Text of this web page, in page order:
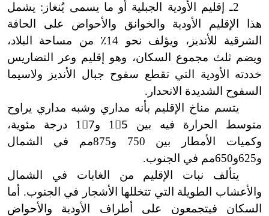
2ـ إقليم الأودية الجبلية أو ما يسمى يُنغاز: يشمل
هذا الإقليم الأودية والخوانق والأحواض على الحافة
الشرقية للأنديز، ويؤلف نحو 14
٪ من مساحة البلاد،
ويضم ثلث مجموع السكان، وهو إقليم وعر التضاريس
خددته الأودية التي تقطع سفوح جبال الأنديز ولاسيما
السفوح الشديدة الانحدار.
يتسم مناخ الإقليم بأنه مداري وشبه مداري يراوح
متوسط الحرارة فيه بين 15ْ و17ْ
درجة مئوية،
وكميات الأمطار بين 750 و875مم في الشمال
و625
و650مم في الجنوب.
يتألف نبات الإقليم من الغابات في الشمال
والأعشاب الطويلة التي تتخللها الأشجار في الجنوب. أما
السكان فيتجمعون على أطراف الأودية والأحواض